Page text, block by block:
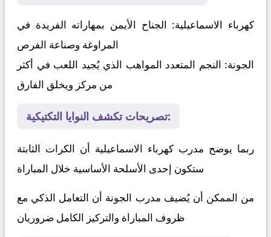
كهرباء الاسماعيلية: الجناح الأيمن بمهاراته الفريدة في
المراوغة وصناعة الفرص
الجونة: النجم المتعدد المواهب الذي يُجيد اللعب في أكثر
من مركز ويخلق الفارق
تصريحات تكشف النوايا التكتيكية:
ربما يوضح مدرب كهرباء الاسماعيلية أن الكرات الثابتة
ستكون إحدى الأسلحة الأساسية خلال المباراة
من الممكن أن يُضيف مدرب الجونة أن التعامل الذكي مع
ظروف المباراة والتركيز الكامل ضروريان